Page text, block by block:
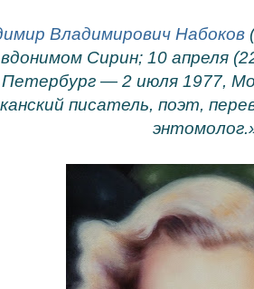
Владимирович Набоков
Сирин; 10 апреля
Петербург — 2 июля 1977,
писатель, поэт,